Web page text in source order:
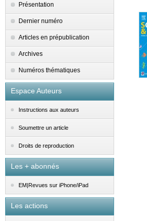
Présentation
Dernier numéro
Articles en prépublication
Archives
Numéros thématiques
Espace Auteurs
Instructions aux auteurs
Soumettre un article
Droits de reproduction
Les + abonnés
EM|Revues sur iPhone/iPad
Les actions